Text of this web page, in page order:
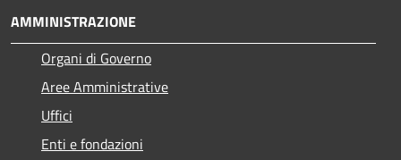
AMMINISTRAZIONE
Organi di Governo
Aree Amministrative
Uffici
Enti e fondazioni